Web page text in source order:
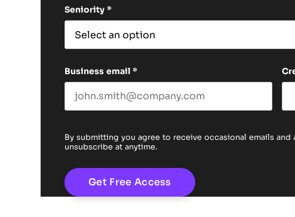
Seniority *
Business email *
By submitting you agree to receive occasional emails and
unsubscribe at anytime.